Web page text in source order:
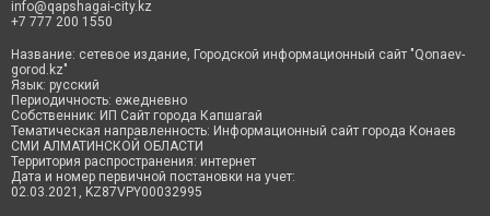
info@qapshagai-city.kz
+7 777 200 1550
Название: сетевое издание, Городской информационный сайт "Qonaev-
gorod.kz"
Язык: русский
Периодичность: ежедневно
Собственник: ИП Сайт города Капшагай
Тематическая направленность: Информационный сайт города Конаев
СМИ АЛМАТИНСКОЙ ОБЛАСТИ
Территория распространения: интернет
Дата и номер первичной постановки на учет:
02.03.2021, KZ87VPY00032995